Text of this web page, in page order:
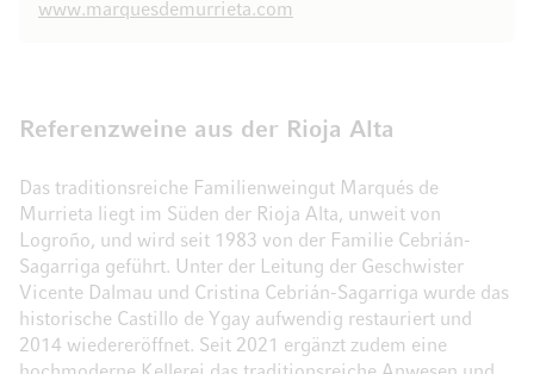
www.marquesdemurrieta.com
Referenzweine aus der Rioja Alta
Das traditionsreiche Familienweingut Marqués de
Murrieta liegt im Süden der Rioja Alta, unweit von
Logroño, und wird seit 1983 von der Familie Cebrián-
Sagarriga geführt. Unter der Leitung der Geschwister
Vicente Dalmau und Cristina Cebrián-Sagarriga wurde das
historische Castillo de Ygay aufwendig restauriert und
2014 wiedereröffnet. Seit 2021 ergänzt zudem eine